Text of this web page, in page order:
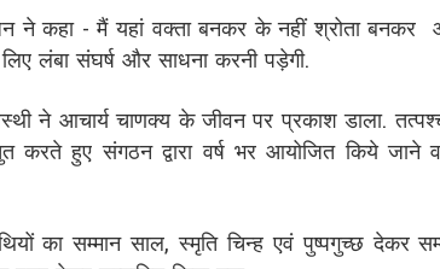
ने कहा - मैं यहां वक्ता बनकर के नहीं श्रोता बनकर
लंबा संघर्ष और साधना करनी पड़ेगी.
ने आचार्य चाणक्य के जीवन पर प्रकाश डाला.
करते हुए संगठन द्वारा वर्ष भर आयोजित किये जाने
का सम्मान साल, स्मृति चिन्ह एवं पुष्पगुच्छ देकर